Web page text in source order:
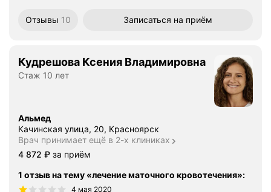
Отзывы 10 Записаться на приём
Кудрешова Ксения Владимировна
Стаж 10 лет
Альмед
Качинская улица, 20, Красноярск
Врач принимает ещё в 2-х клиниках
Цена
4872
4 872 ₽ за приём
1 отзыв на тему «лечение маточного кровотечения»:
4 мая 2020